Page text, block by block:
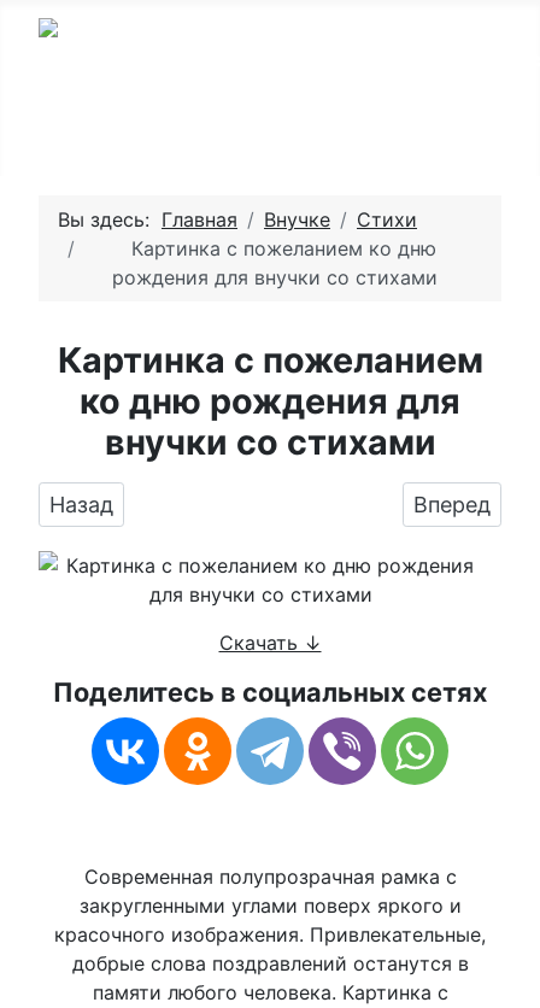
Вы здесь: Главная Внучке
Стихи
Картинка с пожеланием ко дню
рождения для внучки со стихами
Картинка с пожеланием
ко дню рождения для
внучки со стихами
Предыдущий: Весёлый текст для внучки
Назад Вперед
Скачать ↓
Поделитесь в социальных сетях
Современная полупрозрачная рамка с
закругленными углами поверх яркого и
красочного изображения. Привлекательные,
добрые слова поздравлений останутся в
памяти любого человека. Картинка с